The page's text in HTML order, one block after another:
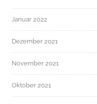
Januar 2022
Dezember 2021
November 2021
Oktober 2021